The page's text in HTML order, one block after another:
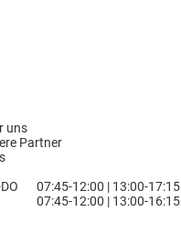
uns
Partner
07:45-12:00 | 13:00-17:15
07:45-12:00 | 13:00-16:15